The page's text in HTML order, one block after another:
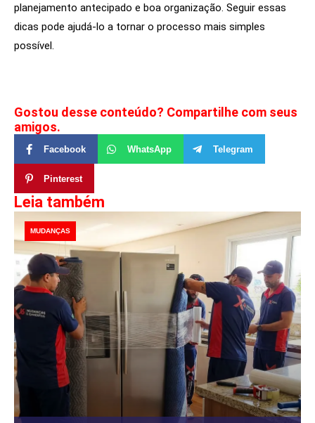
planejamento antecipado e boa organização. Seguir essas
dicas pode ajudá-lo a tornar o processo mais simples
possível.
Gostou desse conteúdo? Compartilhe com seus
amigos.
Facebook WhatsApp Telegram
Pinterest
Leia também
MUDANÇAS